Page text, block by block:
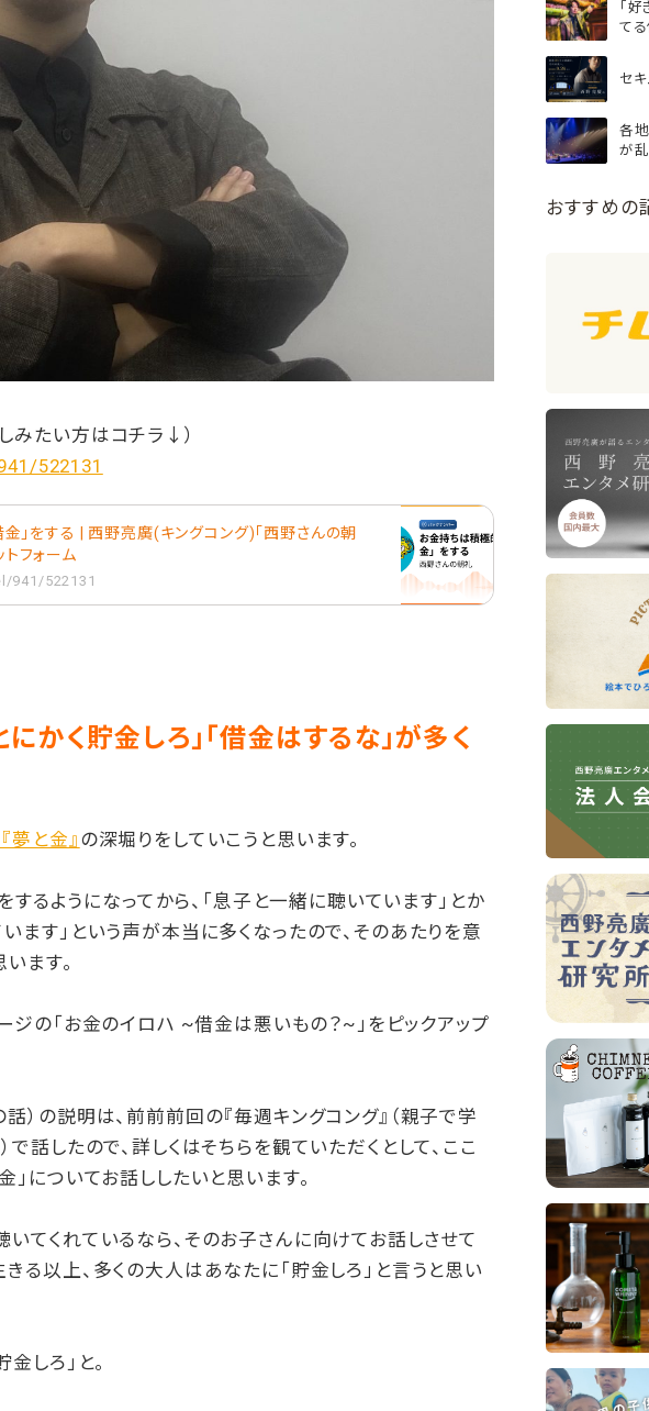
みたい方はコチラ↓）
522131
」をする | 西野亮廣(キングコング)「西野さんの朝
フォーム
941/522131
にかく貯金しろ」「借金はするな」が多く
夢と金』 の深堀りをしていこうと思います。
するようになってから、「息子と一緒に聴いています」とか
ます」という声が本当に多くなったので、そのあたりを意
ます。
ジの「お金のイロハ ~借金は悪いもの？~」をピックアップ
）の説明は、前前前回の『毎週キングコング』（親子で学
話したので、詳しくはそちらを観ていただくとして、ここ
」についてお話ししたいと思います。
てくれているなら、そのお子さんに向けてお話しさせて
る以上、多くの大人はあなたに「貯金しろ」と言うと思い
しろ」と。
「好
てる
セ
各地
が
おすすめの